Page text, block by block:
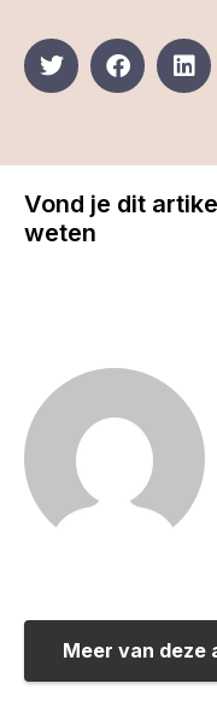
Vond je dit
weten
Meer van deze